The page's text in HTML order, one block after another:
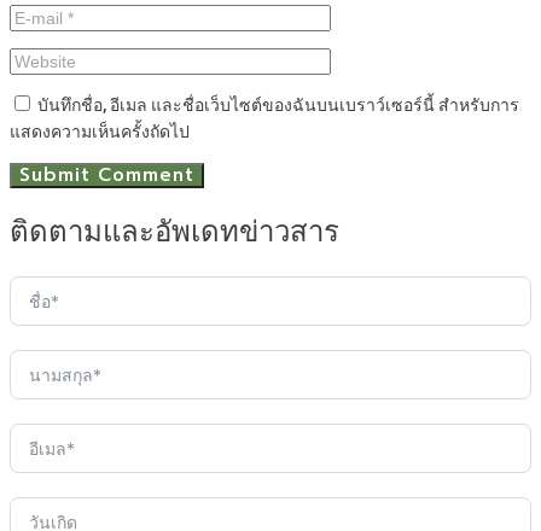
บันทึกชื่อ, อีเมล และชื่อเว็บไซต์ของฉันบนเบราว์เซอร์นี้ สำหรับการ
แสดงความเห็นครั้งถัดไป
ติดตามและอัพเดทข่าวสาร